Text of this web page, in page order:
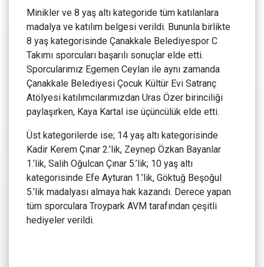
Minikler ve 8 yaş altı kategoride tüm katılanlara
madalya ve katılım belgesi verildi. Bununla birlikte
8 yaş kategorisinde Çanakkale Belediyespor C
Takımı sporcuları başarılı sonuçlar elde etti.
Sporcularımız Egemen Ceylan ile aynı zamanda
Çanakkale Belediyesi Çocuk Kültür Evi Satranç
Atölyesi katılımcılarımızdan Uras Özer birinciliği
paylaşırken, Kaya Kartal ise üçüncülük elde etti.
Üst kategorilerde ise; 14 yaş altı kategorisinde
Kadir Kerem Çınar 2.’lik, Zeynep Özkan Bayanlar
1.’lik, Salih Oğulcan Çınar 5.’lik; 10 yaş altı
kategorisinde Efe Ayturan 1.’lik, Göktuğ Beşoğul
5.’lik madalyası almaya hak kazandı. Derece yapan
tüm sporculara Troypark AVM tarafından çeşitli
hediyeler verildi.